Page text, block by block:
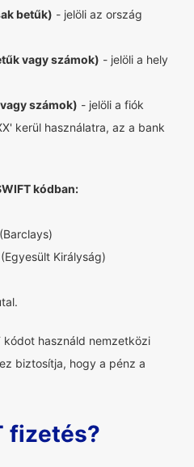
betűk) - jelöli az ország
vagy számok) - jelöli a hely
számok) - jelöli a fiók
kerül használatra, az a bank
kódban:
Királyság)
kódot használd nemzetközi
biztosítja, hogy a pénz a
fizetés?